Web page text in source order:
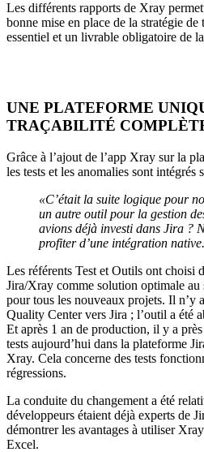
Les différents rapports de Xray
bonne mise en place de la stratégie de
essentiel et un livrable obligatoire de
UNE PLATEFORME
TRAÇABILITÉ
Grâce à l’ajout de l’app Xray sur la
les tests et les anomalies sont
«C’était la suite logique pour
un autre outil pour la gestion
avions déjà investi dans Jira ?
profiter d’une intégration
Les référents Test et Outils ont choisi
Jira/Xray comme solution optimale au
pour tous les nouveaux projets. Il n’y
Quality Center vers Jira ; l’outil a été
Et après 1 an de production, il y a
tests aujourd’hui dans la plateforme
Xray. Cela concerne des tests
régressions.
La conduite du changement a été
développeurs étaient déjà experts de
démontrer les avantages à utiliser
Excel.